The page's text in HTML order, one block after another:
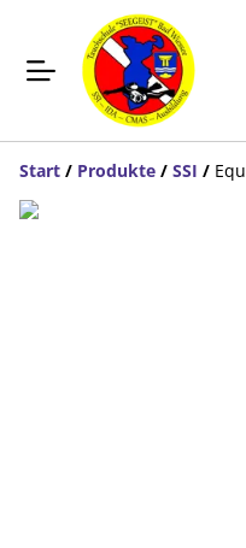
Start / Produkte / SSI /